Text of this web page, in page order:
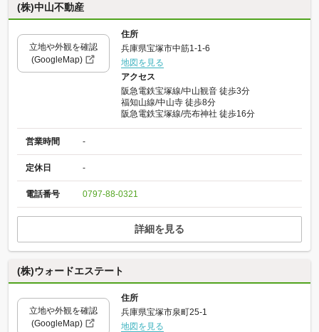
(株)中山不動産
立地や外観を確認
(GoogleMap)
住所
兵庫県宝塚市中筋1-1-6
地図を見る
アクセス
阪急電鉄宝塚線/中山観音 徒歩3分
福知山線/中山寺 徒歩8分
阪急電鉄宝塚線/売布神社 徒歩16分
営業時間 -
定休日 -
電話番号 0797-88-0321
詳細を見る
(株)ウォードエステート
立地や外観を確認
(GoogleMap)
住所
兵庫県宝塚市泉町25-1
地図を見る